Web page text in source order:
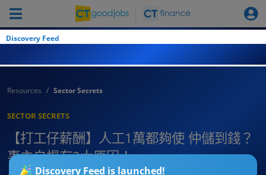
Discovery Feed
Discovery Feed is launched!
Resources Sector Secrets
SECTOR SECRETS
【打工仔薪酬】人工1萬都夠使 仲儲到錢？
事主自揭有2大原因！